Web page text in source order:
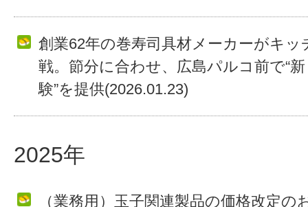
創業62年の巻寿司具材メーカーがキッ
戦。節分に合わせ、広島パルコ前で“
験”を提供(2026.01.23)
2025年
（業務用）玉子関連製品の価格改定の